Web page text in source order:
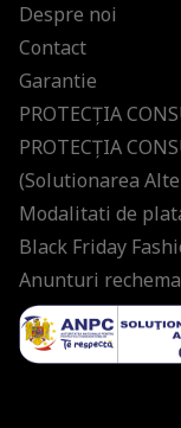
Despre noi
Contact
Garantie
PROTECŢIA
PROTECŢIA
(Solutionarea
Modalitati de
Black Friday
Anunturi